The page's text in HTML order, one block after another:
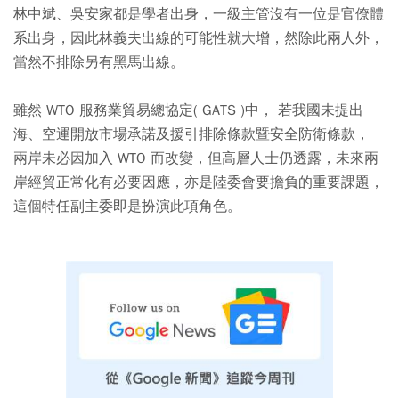
林中斌、吳安家都是學者出身，一級主管沒有一位是官僚體
系出身，因此林義夫出線的可能性就大增，然除此兩人外，
當然不排除另有黑馬出線。
雖然 WTO 服務業貿易總協定( GATS )中， 若我國未提出
海、空運開放市場承諾及援引排除條款暨安全防衛條款，
兩岸未必因加入 WTO 而改變，但高層人士仍透露，未來兩
岸經貿正常化有必要因應，亦是陸委會要擔負的重要課題，
這個特任副主委即是扮演此項角色。